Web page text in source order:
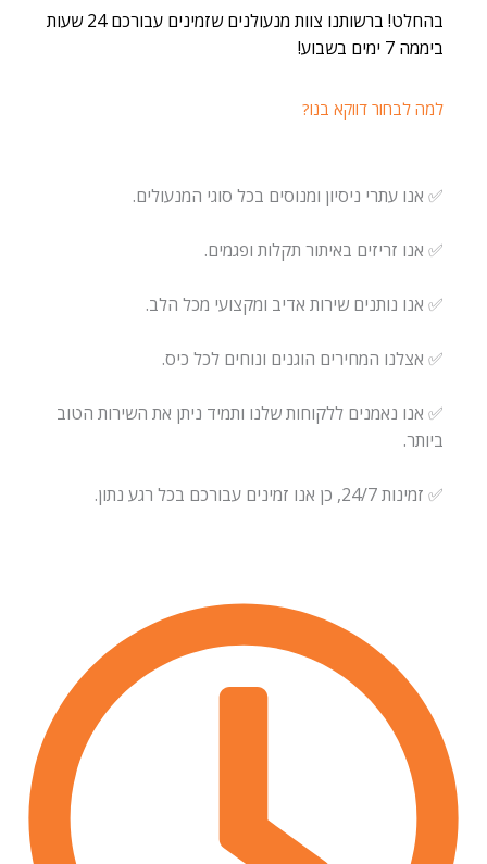
בהחלט! ברשותנו צוות מנעולנים שזמינים עבורכם 24 שעות
ביממה 7 ימים בשבוע!
למה לבחור דווקא בנו?
✅ אנו עתרי ניסיון ומנוסים בכל סוגי המנעולים.
✅ אנו זריזים באיתור תקלות ופגמים.
✅ אנו נותנים שירות אדיב ומקצועי מכל הלב.
✅ אצלנו המחירים הוגנים ונוחים לכל כיס.
✅ אנו נאמנים ללקוחות שלנו ותמיד ניתן את השירות הטוב
ביותר.
✅ זמינות 24/7, כן אנו זמינים עבורכם בכל רגע נתון.